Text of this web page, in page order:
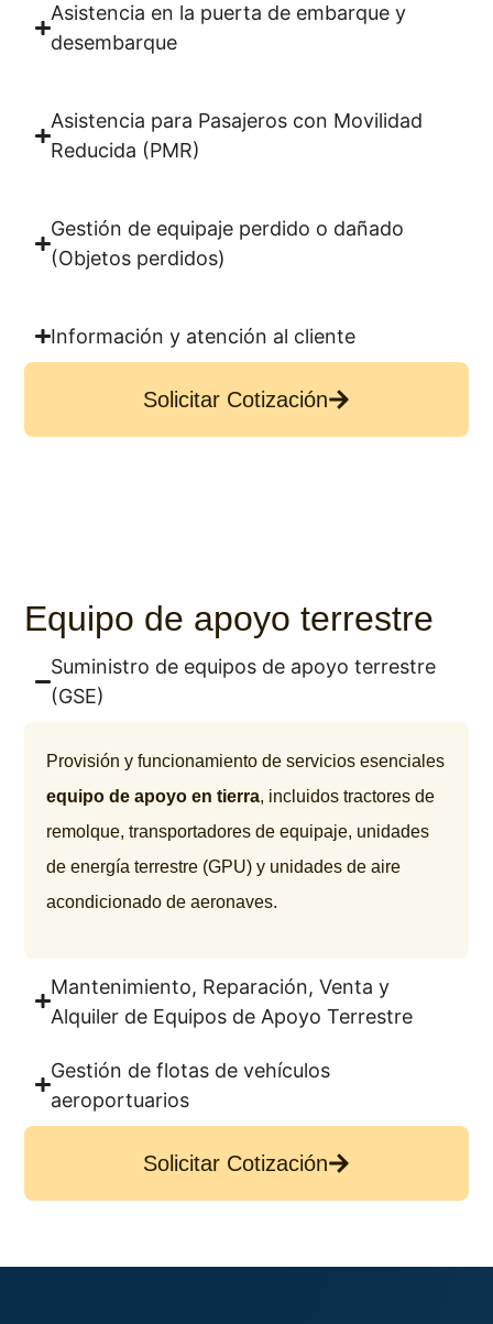
Asistencia en la puerta de embarque y
desembarque
Asistencia para Pasajeros con Movilidad
Reducida (PMR)
Gestión de equipaje perdido o dañado
(Objetos perdidos)
Información y atención al cliente
Solicitar Cotización
Equipo de apoyo terrestre
Suministro de equipos de apoyo terrestre
(GSE)
Provisión y funcionamiento de servicios esenciales
equipo de apoyo en tierra, incluidos tractores de
remolque, transportadores de equipaje, unidades
de energía terrestre (GPU) y unidades de aire
acondicionado de aeronaves.
Mantenimiento, Reparación, Venta y
Alquiler de Equipos de Apoyo Terrestre
Gestión de flotas de vehículos
aeroportuarios
Solicitar Cotización